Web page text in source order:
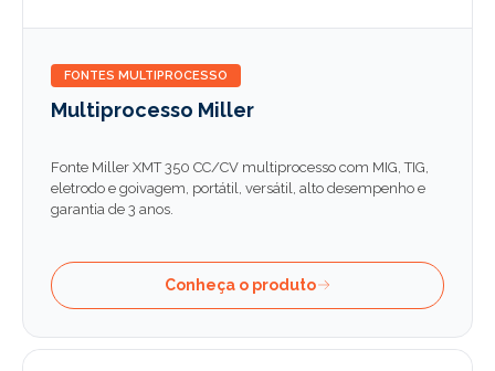
FONTES MULTIPROCESSO
Multiprocesso Miller
Fonte Miller XMT 350 CC/CV multiprocesso com MIG, TIG,
eletrodo e goivagem, portátil, versátil, alto desempenho e
garantia de 3 anos.
Conheça o produto